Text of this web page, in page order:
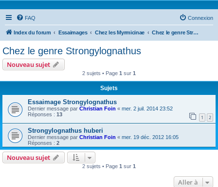
FAQ Connexion
Index du forum Essaimages Chez les Myrmicinae Chez le genre Strongylognathus
Chez le genre Strongylognathus
Nouveau sujet
2 sujets • Page 1 sur 1
Sujets
Essaimage Strongylognathus
Dernier message par Christian Foin « mer. 2 juil. 2014 23:52
Réponses : 13 1 2
Strongylognathus huberi
Dernier message par Christian Foin « mer. 19 déc. 2012 16:05
Réponses : 2
Nouveau sujet
2 sujets • Page 1 sur 1
Aller à